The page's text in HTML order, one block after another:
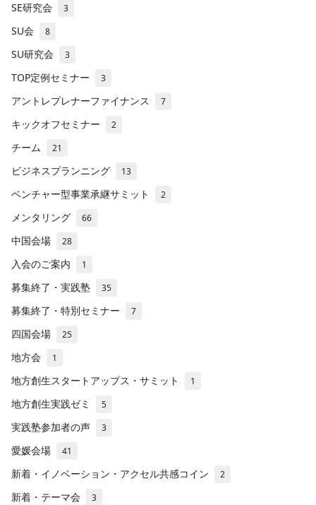
SE研究会 3
SU会 8
SU研究会 3
TOP定例セミナー 3
アントレプレナーファイナンス 7
キックオフセミナー 2
チーム 21
ビジネスプランニング 13
ベンチャー型事業承継サミット 2
メンタリング 66
中国会場 28
入会のご案内 1
募集終了・実践塾 35
募集終了・特別セミナー 7
四国会場 25
地方会 1
地方創生スタートアップス・サミット 1
地方創生実践ゼミ 5
実践塾参加者の声 3
愛媛会場 41
新着・イノベーション・アクセル共感コイン 2
新着・テーマ会 3